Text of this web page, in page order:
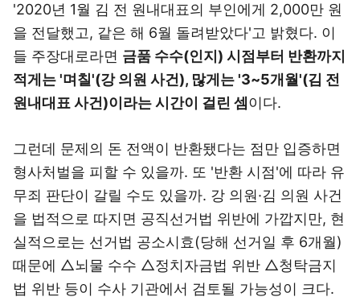
'2020년 1월 김 전 원내대표의 부인에게 2,000만 원
을 전달했고, 같은 해 6월 돌려받았다'고 밝혔다. 이
들 주장대로라면 금품 수수(인지) 시점부터 반환까지
적게는 '며칠'(강 의원 사건), 많게는 '3~5개월'(김 전
원내대표 사건)이라는 시간이 걸린 셈 이다.
그런데 문제의 돈 전액이 반환됐다는 점만 입증하면
형사처벌을 피할 수 있을까. 또 '반환 시점'에 따라 유
무죄 판단이 갈릴 수도 있을까. 강 의원·김 의원 사건
을 법적으로 따지면 공직선거법 위반에 가깝지만, 현
실적으로는 선거법 공소시효(당해 선거일 후 6개월)
때문에 △뇌물 수수 △정치자금법 위반 △청탁금지
법 위반 등이 수사 기관에서 검토될 가능성이 크다.